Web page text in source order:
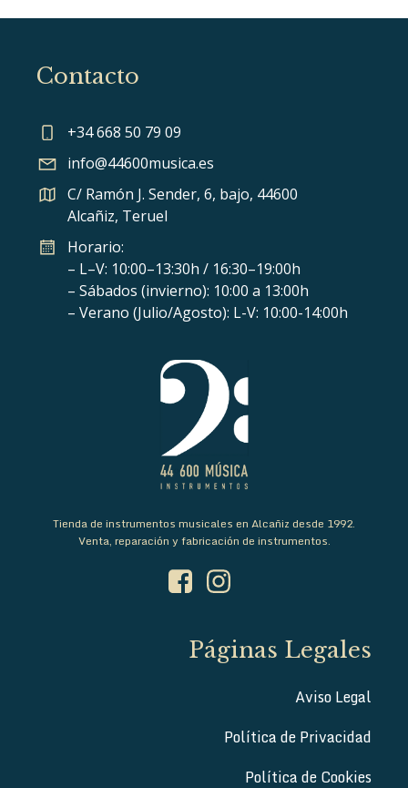
Contacto
+34 668 50 79 09
info@44600musica.es
C/ Ramón J. Sender, 6, bajo, 44600
Alcañiz, Teruel
Horario:
– L–V: 10:00–13:30h / 16:30–19:00h
– Sábados (invierno): 10:00 a 13:00h
– Verano (Julio/Agosto): L-V: 10:00-14:00h
Tienda de instrumentos musicales en Alcañiz desde 1992.
Venta, reparación y fabricación de instrumentos.
Páginas Legales
Aviso Legal
Política de Privacidad
Política de Cookies